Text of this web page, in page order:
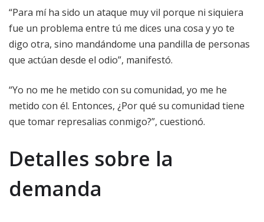
“Para mí ha sido un ataque muy vil porque ni siquiera
fue un problema entre tú me dices una cosa y yo te
digo otra, sino mandándome una pandilla de personas
que actúan desde el odio”, manifestó.
“Yo no me he metido con su comunidad, yo me he
metido con él. Entonces, ¿Por qué su comunidad tiene
que tomar represalias conmigo?”, cuestionó.
Detalles sobre la
demanda